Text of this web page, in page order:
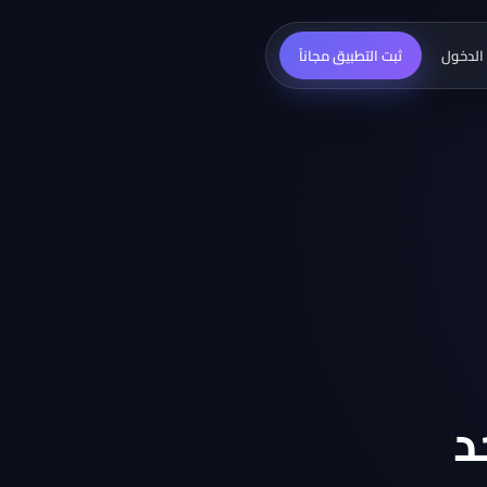
ثبت التطبيق مجاناً